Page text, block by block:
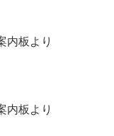
内板より
内板より